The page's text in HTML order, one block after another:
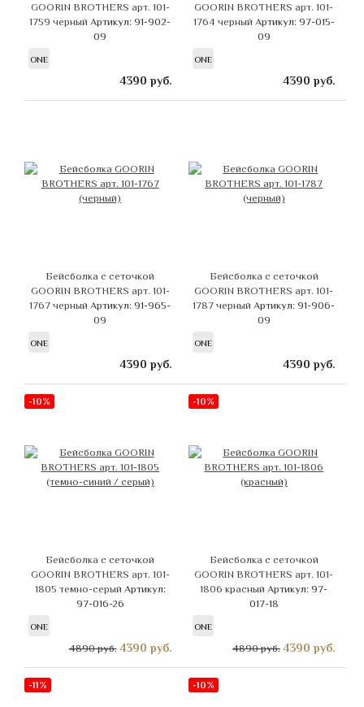
GOORIN BROTHERS арт. 101-
1759 черныйАртикул: 91-902-
09
ONE
4390 руб.
GOORIN BROTHERS арт. 101-
1764 черный Артикул: 97-015-
09
ONE
4390 руб.
Бейсболка с сеточкой
GOORIN BROTHERS арт. 101-
1767 черныйАртикул: 91-965-
09
ONE
4390 руб.
Бейсболка с сеточкой
GOORIN BROTHERS арт. 101-
1787 черныйАртикул: 91-906-
09
ONE
4390 руб.
-10%
Бейсболка с сеточкой
GOORIN BROTHERS арт. 101-
1805 темно-серый Артикул:
97-016-26
ONE
4890 руб. 4390 руб.
-10%
Бейсболка с сеточкой
GOORIN BROTHERS арт. 101-
1806 красныйАртикул: 97-
017-18
ONE
4890 руб. 4390 руб.
-11% -10%